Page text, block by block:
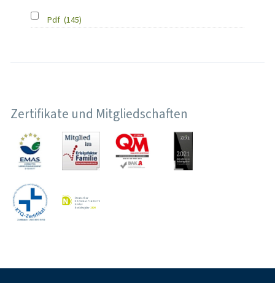
Pdf (145)
Zertifikate und Mitgliedschaften